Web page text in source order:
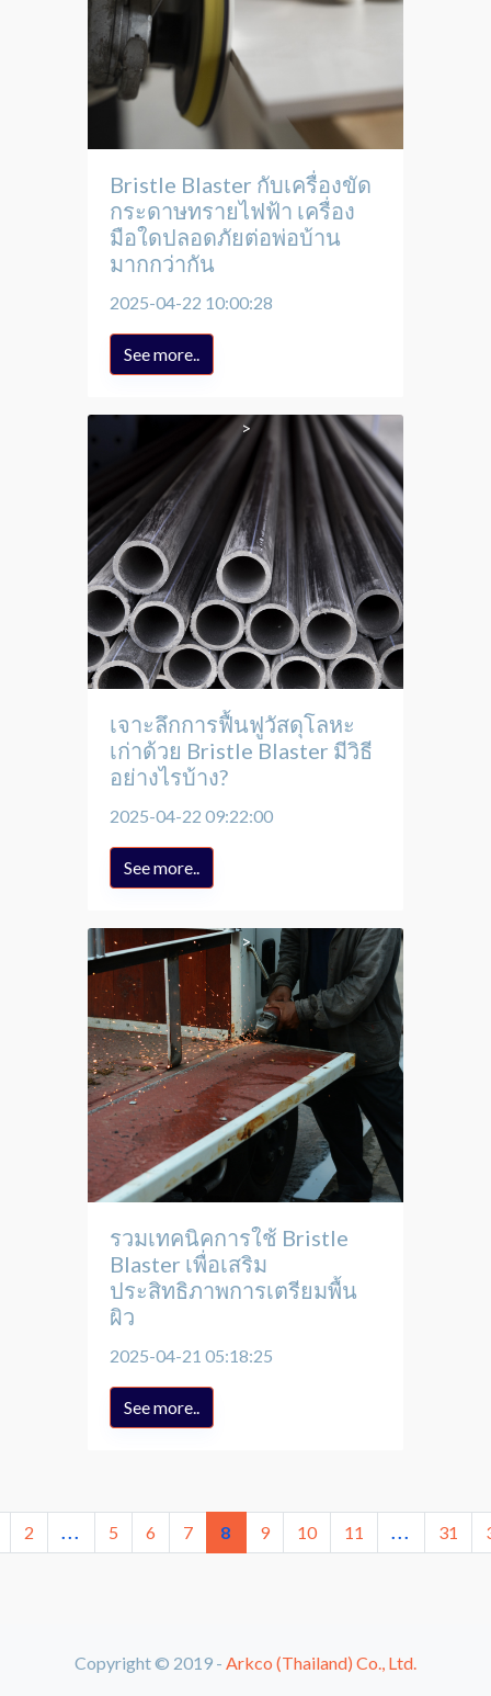
Bristle Blaster กับเครื่องขัด
กระดาษทรายไฟฟ้า เครื่อง
มือใดปลอดภัยต่อพ่อบ้าน
มากกว่ากัน
2025-04-22 10:00:28
See more..
เจาะลึกการฟื้นฟูวัสดุโลหะ
เก่าด้วย Bristle Blaster มีวิธี
อย่างไรบ้าง?
2025-04-22 09:22:00
See more..
รวมเทคนิคการใช้ Bristle
Blaster เพื่อเสริม
ประสิทธิภาพการเตรียมพื้น
ผิว
2025-04-21 05:18:25
See more..
2 ... 5 6 7 8 9 10 11 ... 31
Copyright © 2019 - Arkco (Thailand) Co., Ltd.